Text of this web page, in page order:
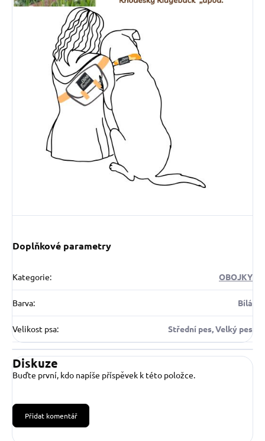
Doplňkové parametry
Kategorie: OBOJKY
Barva: Bílá
Velikost psa: Střední pes, Velký pes
Diskuze
Buďte první, kdo napíše příspěvek k této položce.
Přidat komentář